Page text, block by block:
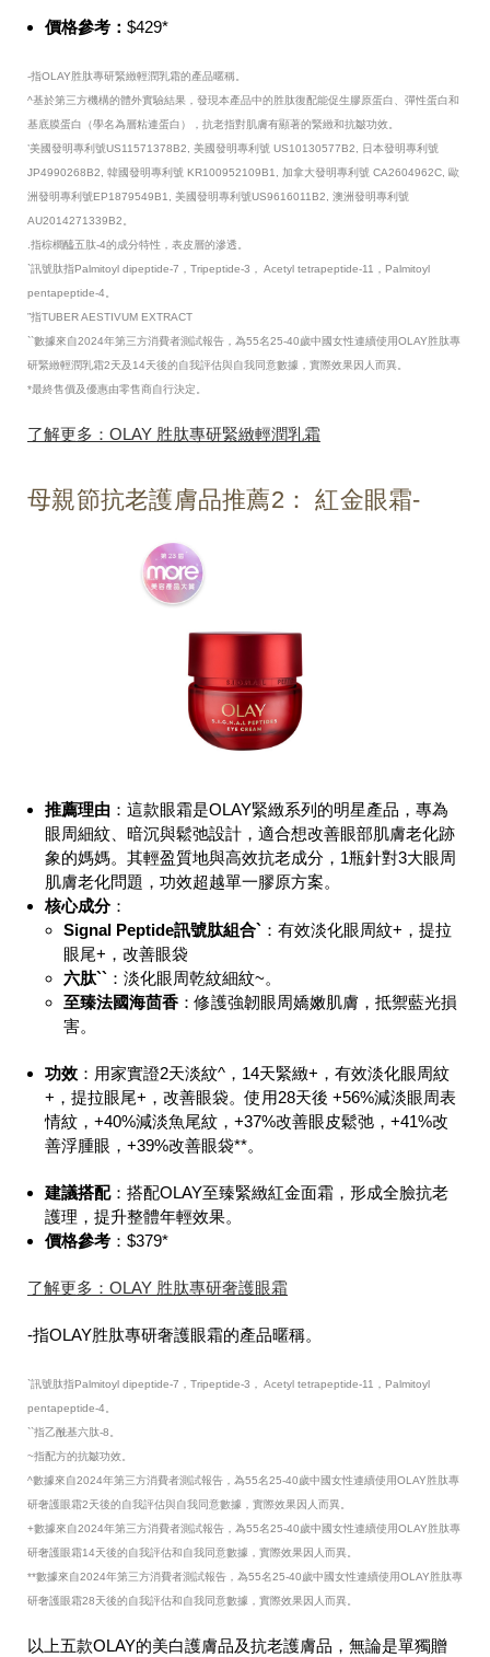
價格參考：$429*
-指OLAY胜肽專研緊緻輕潤乳霜的產品暱稱。
^基於第三方機構的體外實驗結果，發現本產品中的胜肽復配能促生膠原蛋白、彈性蛋白和
基底膜蛋白（學名為層粘連蛋白），抗老指對肌膚有顯著的緊緻和抗皺功效。
’美國發明專利號US11571378B2, 美國發明專利號 US10130577B2, 日本發明專利號
JP4990268B2, 韓國發明專利號 KR100952109B1, 加拿大發明專利號 CA2604962C, 歐
洲發明專利號EP1879549B1, 美國發明專利號US9616011B2, 澳洲發明專利號
AU2014271339B2。
.指棕櫚醯五肽-4的成分特性，表皮層的滲透。
`訊號肽指Palmitoyl dipeptide-7，Tripeptide-3， Acetyl tetrapeptide-11，Palmitoyl
pentapeptide-4。
”指TUBER AESTIVUM EXTRACT
``數據來自2024年第三方消費者測試報告，為55名25-40歲中國女性連續使用OLAY胜肽專
研緊緻輕潤乳霜2天及14天後的自我評估與自我同意數據，實際效果因人而異。
*最終售價及優惠由零售商自行決定。
了解更多：OLAY 胜肽專研緊緻輕潤乳霜
母親節抗老護膚品推薦2： 紅金眼霜-
推薦理由 ：這款眼霜是OLAY緊緻系列的明星產品，專為
眼周細紋、暗沉與鬆弛設計，適合想改善眼部肌膚老化跡
象的媽媽。其輕盈質地與高效抗老成分， 1瓶針對3大眼周
肌膚老化問題，功效超越單一膠原方案。
核心成分：
Signal Peptide訊號肽組合`：有效淡化眼周紋+，提拉
眼尾+，改善眼袋
六肽``：淡化眼周乾紋細紋~。
至臻法國海茴香：修護強韌眼周嬌嫩肌膚，抵禦藍光損
害。
功效 ：用家實證2天淡紋^，14天緊緻+，有效淡化眼周紋
+，提拉眼尾+，改善眼袋。使用28天後 +56%減淡眼周表
情紋，+40%減淡魚尾紋，+37%改善眼皮鬆弛，+41%改
善浮腫眼，+39%改善眼袋**。
建議搭配：搭配OLAY至臻緊緻紅金面霜，形成全臉抗老
護理，提升整體年輕效果。
價格參考 ：$379*
了解更多：OLAY 胜肽專研奢護眼霜
-指OLAY胜肽專研奢護眼霜的產品暱稱。
`訊號肽指Palmitoyl dipeptide-7，Tripeptide-3， Acetyl tetrapeptide-11，Palmitoyl
pentapeptide-4。
``指乙酰基六肽-8。
~指配方的抗皺功效。
^數據來自2024年第三方消費者測試報告，為55名25-40歲中國女性連續使用OLAY胜肽專
研奢護眼霜2天後的自我評估與自我同意數據，實際效果因人而異。
+數據來自2024年第三方消費者測試報告，為55名25-40歲中國女性連續使用OLAY胜肽專
研奢護眼霜14天後的自我評估和自我同意數據，實際效果因人而異。
**數據來自2024年第三方消費者測試報告，為55名25-40歲中國女性連續使用OLAY胜肽專
研奢護眼霜28天後的自我評估和自我同意數據，實際效果因人而異。
以上五款OLAY的美白護膚品及抗老護膚品，無論是單獨贈